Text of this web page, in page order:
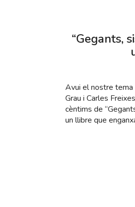
“Gegants,
Avui el nostre tema
Grau i Carles
cèntims de
un llibre que